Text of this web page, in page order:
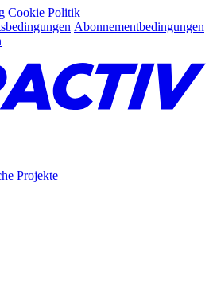
Cookie Politik
Abonnementbedingungen
Projekte